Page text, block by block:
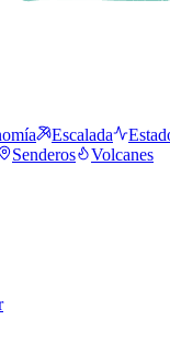
Escalada
Senderos
Volcanes